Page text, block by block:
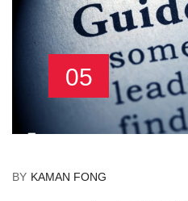
05
BY KAMAN FONG